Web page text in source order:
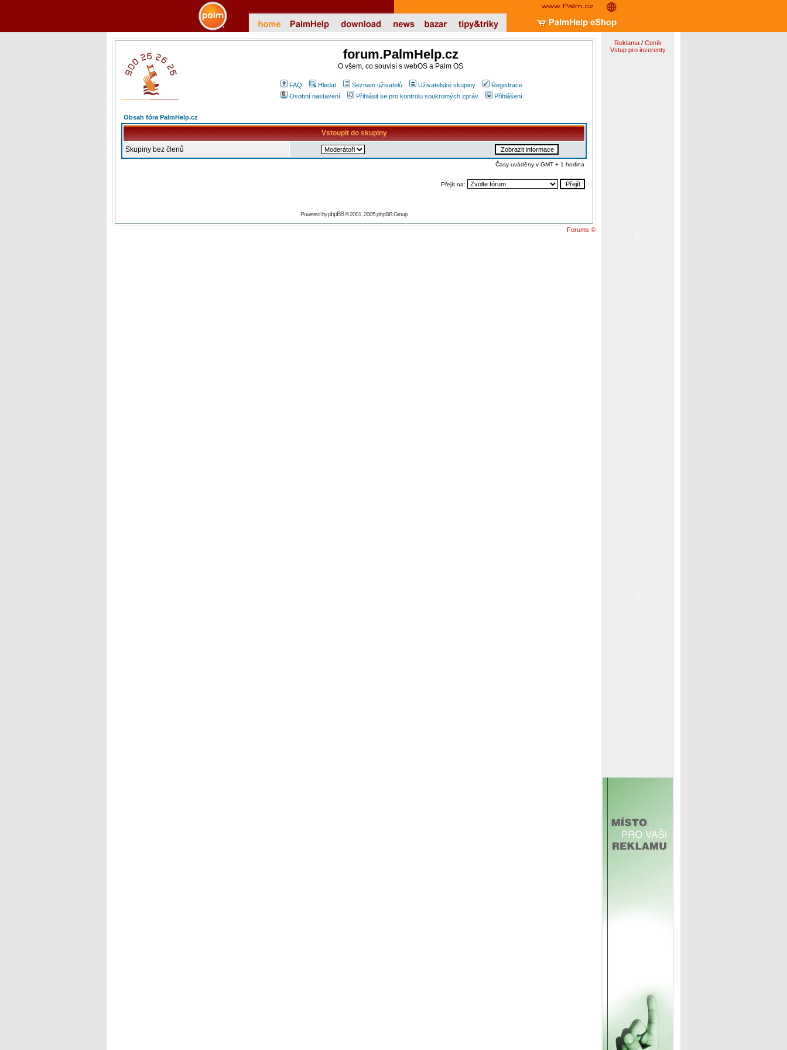
forum.PalmHelp.cz
O všem, co souvisí s webOS a Palm OS
FAQ Hledat Seznam uživatelů Uživatelské skupiny
Registrace
Osobní nastavení
Přihlásit se pro kontrolu soukromých zpráv Přihlášení
Obsah fóra PalmHelp.cz
Vstoupit do skupiny
Skupiny bez členů
Časy uváděny v GMT + 1 hodina
Přejít na:
Powered byphpBB© 2001, 2005 phpBB Group
Forums ©
Reklama/ Ceník
Vstup pro inzerenty